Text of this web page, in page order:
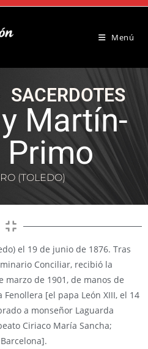
Menú
SACERDOTES
Martín-
Primo
(TOLEDO)
el 19 de junio de 1876. Tras
Conciliar, recibió la
marzo de 1901, de manos de
Fenollera [el papa León XIII, el 14
a monseñor Laguarda
Ciriaco María Sancha;